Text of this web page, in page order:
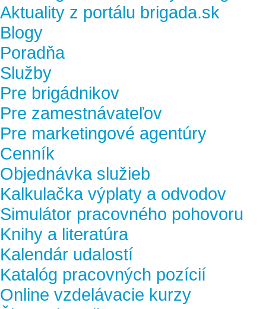
Aktuality z portálu brigada.sk
Blogy
Poradňa
Služby
Pre brigádnikov
Pre zamestnávateľov
Pre marketingové agentúry
Cenník
Objednávka služieb
Kalkulačka výplaty a odvodov
Simulátor pracovného pohovoru
Knihy a literatúra
Kalendár udalostí
Katalóg pracovných pozícií
Online vzdelávacie kurzy